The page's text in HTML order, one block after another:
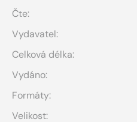
Čte:
Vydavatel:
Celková délka:
Vydáno:
Formáty:
Velikost: